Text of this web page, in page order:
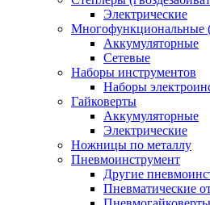
Электрические
Многофункциональные
Аккумуляторные
Сетевые
Наборы инструментов
Наборы
Гайковерты
Аккумуляторные
Электрические
Ножницы по металлу
Пневмоинструмент
Другие
Пневматические